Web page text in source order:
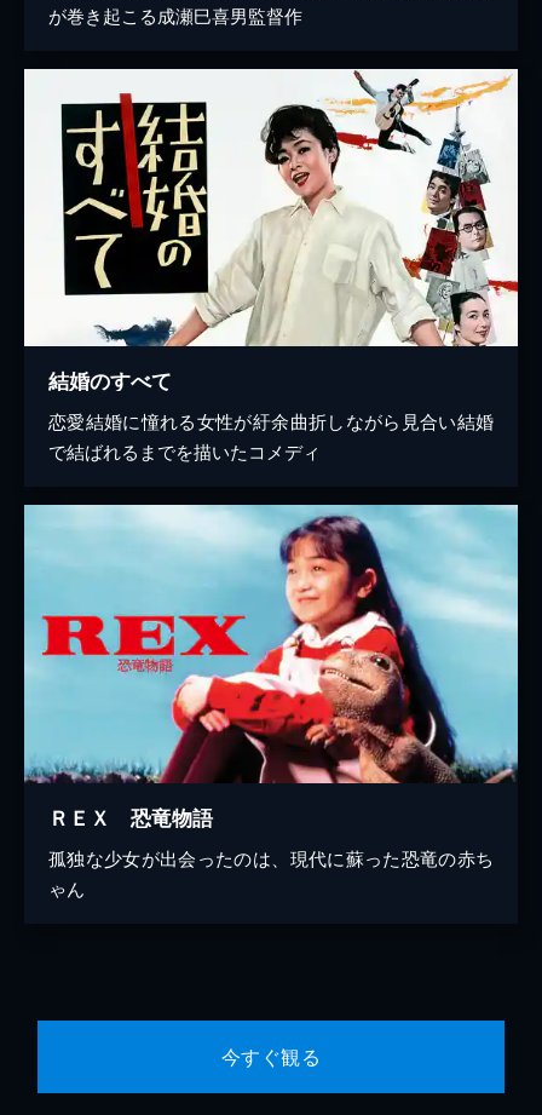
が巻き起こる成瀬巳喜男監督作
結婚のすべて
恋愛結婚に憧れる女性が紆余曲折しながら見合い結婚
で結ばれるまでを描いたコメディ
ＲＥＸ 恐竜物語
孤独な少女が出会ったのは、現代に蘇った恐竜の赤ち
ゃん
今すぐ観る